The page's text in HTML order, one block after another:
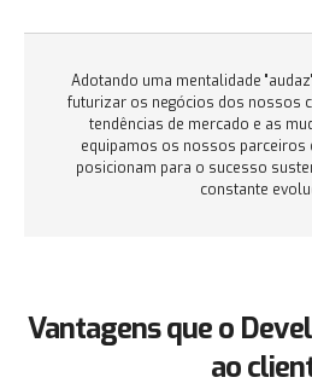
Adotando uma mentalidade
futurizar os negócios dos nossos
tendências de mercado e as
equipamos os nossos parceiros
posicionam para o sucesso
constante
Vantagens que o
ao